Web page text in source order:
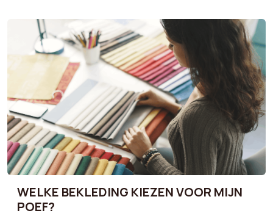
begeleiden, wij helpen u de juiste keuze te maken.
WELKE BEKLEDING KIEZEN VOOR MIJN
POEF?